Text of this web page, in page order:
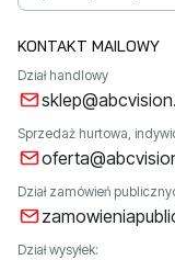
KONTAKT MAILOWY
Dział handlowy
Sprzedaż hurtowa,
Dział zamówień
Dział wysyłek: